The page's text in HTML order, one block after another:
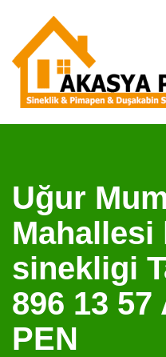
Uğur
Mahallesi
sinekligi
896 13 57
PEN